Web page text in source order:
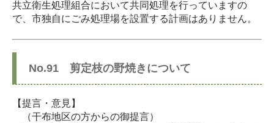
共立衛生処理組合において共同処理を行っていますの
で、市独自にごみ処理場を設置する計画はありません。
No.91 剪定枝の野焼きについて
【提言・意見】
（干布地区の方からの御提言）